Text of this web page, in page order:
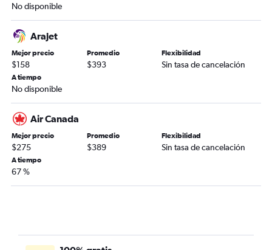
No disponible
Arajet
Mejor precio
$158
Promedio
$393
Flexibilidad
Sin tasa de cancelación
A tiempo
No disponible
Air Canada
Mejor precio
$275
Promedio
$389
Flexibilidad
Sin tasa de cancelación
A tiempo
67 %